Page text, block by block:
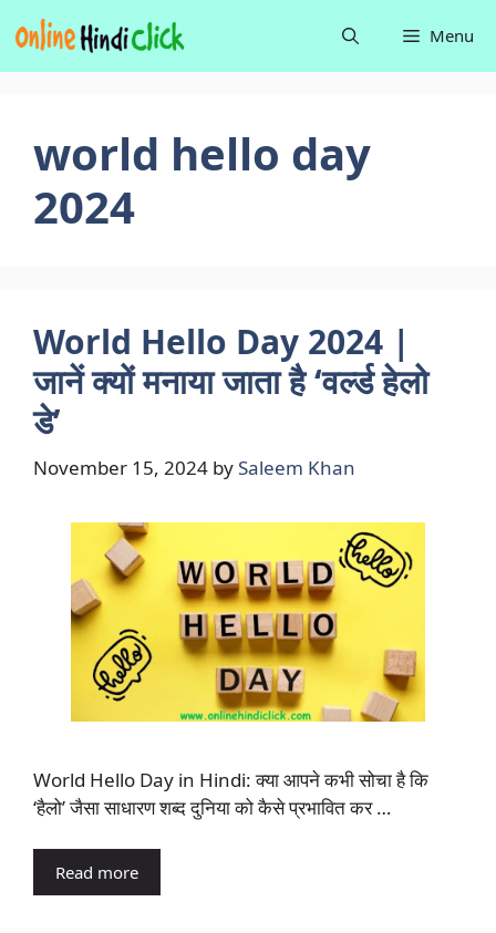
to
content
Menu
world hello day
2024
World Hello Day 2024 |
जानें क्यों मनाया जाता है ‘वर्ल्ड हेलो
डे’
November 15, 2024 bySaleem Khan
World Hello Day in Hindi: क्या आपने कभी सोचा है कि
‘हैलो’ जैसा साधारण शब्द दुनिया को कैसे प्रभावित कर …
Read more